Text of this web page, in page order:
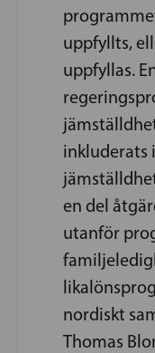
uppfyllts,
uppfyllas.
inkluderats i
en del
utanför
nordiskt
Thomas